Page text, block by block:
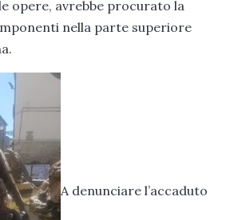
opere, avrebbe procurato la
nella parte superiore
A denunciare l’accaduto